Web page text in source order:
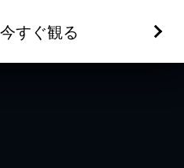
今すぐ観る